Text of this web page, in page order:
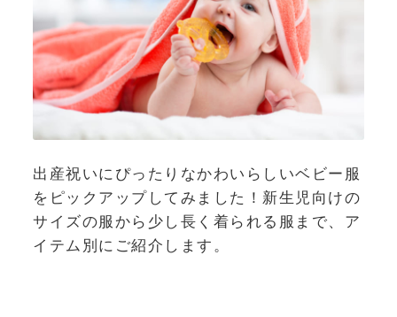
出産祝いにぴったりなかわいらしいベビー服
をピックアップしてみました！新生児向けの
サイズの服から少し長く着られる服まで、ア
イテム別にご紹介します。